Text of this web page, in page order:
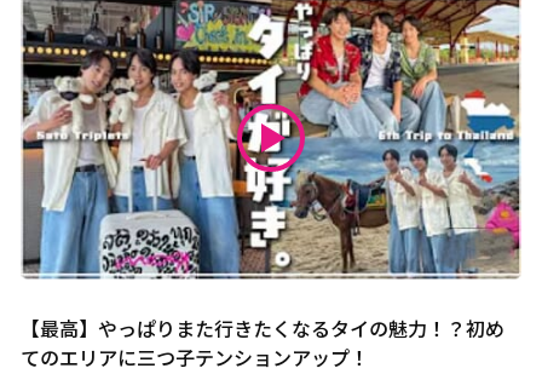
【最高】やっぱりまた行きたくなるタイの魅力！？初め
てのエリアに三つ子テンションアップ！